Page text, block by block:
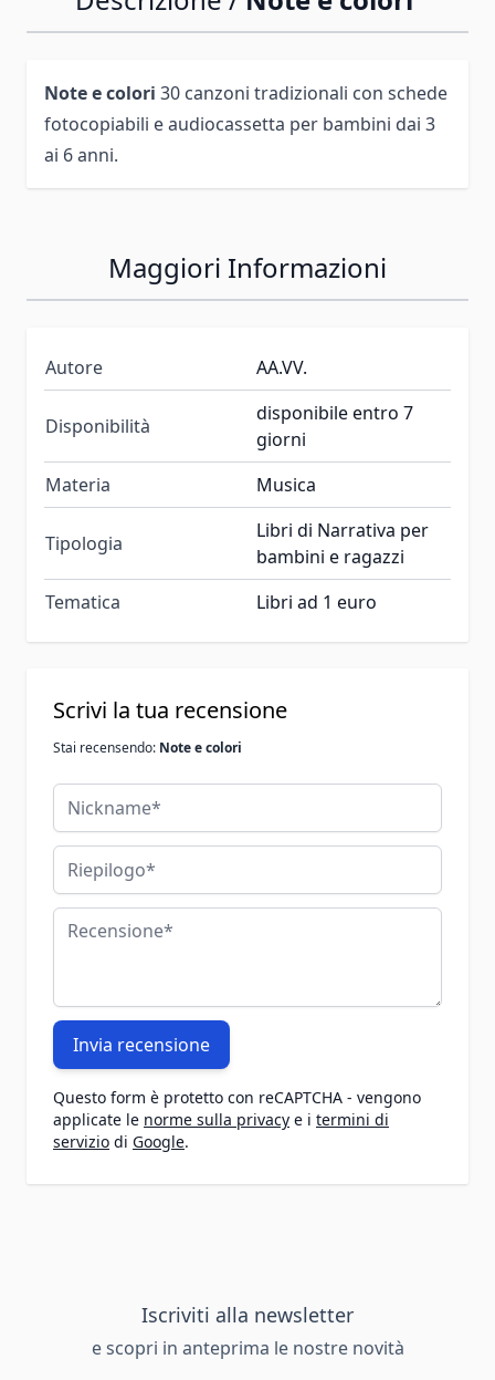
Note e colori 30 canzoni tradizionali con schede
fotocopiabili e audiocassetta per bambini dai 3
ai 6 anni.
Maggiori Informazioni
Autore AA.VV.
Disponibilità
disponibile entro 7
giorni
Materia
Musica
Tipologia
Libri di Narrativa per
bambini e ragazzi
Tematica
Libri ad 1 euro
Scrivi la tua recensione
Stai recensendo: Note e colori
Nickname
Riepilogo
Recensione
Invia recensione
Questo form è protetto con reCAPTCHA - vengono
applicate le norme sulla privacy e i termini di
servizio di Google.
Iscriviti alla newsletter
e scopri in anteprima le nostre novità